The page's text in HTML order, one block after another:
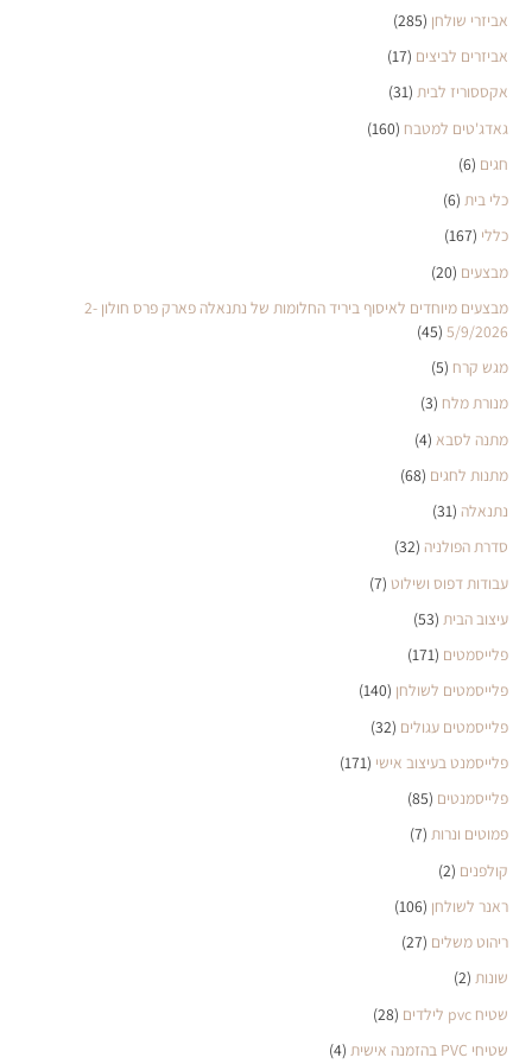
אביזרי שולחן (285)
אביזרים לביצים (17)
אקססוריז לבית (31)
גאדג'טים למטבח (160)
חגים (6)
כלי בית (6)
כללי (167)
מבצעים (20)
מבצעים מיוחדים לאיסוף ביריד החלומות של נתנאלה פארק פרס חולון 2-
5/9/2026
(45)
מגש קרח (5)
מנורת מלח (3)
מתנה לסבא (4)
מתנות לחגים (68)
נתנאלה (31)
סדרת הפולניה (32)
עבודות דפוס ושילוט (7)
עיצוב הבית (53)
פלייסמטים (171)
פלייסמטים לשולחן (140)
פלייסמטים עגולים (32)
פלייסמנט בעיצוב אישי (171)
פלייסמנטים (85)
פמוטים ונרות (7)
קולפנים (2)
ראנר לשולחן (106)
ריהוט משלים (27)
שונות (2)
שטיח pvc לילדים
(28)
שטיחי PVC בהזמנה אישית
(4)